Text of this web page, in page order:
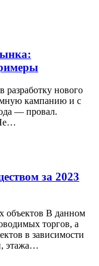
нового
кампанию и с
— провал.
за 2023
объектов В данном
торгов, а
в зависимости
этажа…